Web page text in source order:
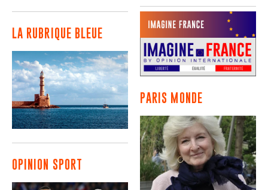
LA RUBRIQUE BLEUE
OPINION SPORT
PARIS MONDE